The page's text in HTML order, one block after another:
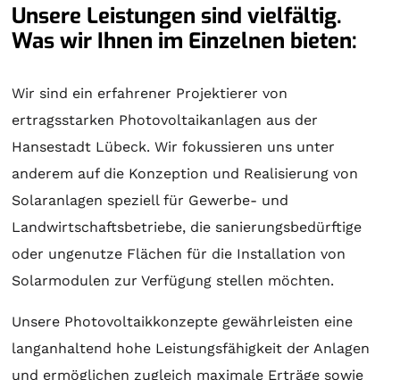
Unsere Leistungen sind vielfältig.
Was wir Ihnen im Einzelnen bieten:
Wir sind ein erfahrener Projektierer von
ertragsstarken Photovoltaikanlagen aus der
Hansestadt Lübeck. Wir fokussieren uns unter
anderem auf die Konzeption und Realisierung von
Solaranlagen speziell für Gewerbe- und
Landwirtschaftsbetriebe, die sanierungsbedürftige
oder ungenutze Flächen für die Installation von
Solarmodulen zur Verfügung stellen möchten.
Unsere Photovoltaikkonzepte gewährleisten eine
langanhaltend hohe Leistungsfähigkeit der Anlagen
und ermöglichen zugleich maximale Erträge sowie